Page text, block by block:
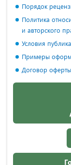
Порядок
Политика
и авторского
Условия
Примеры
Договор оферты